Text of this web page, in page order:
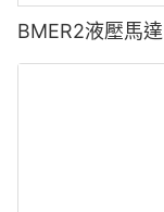
BMER2液壓馬達